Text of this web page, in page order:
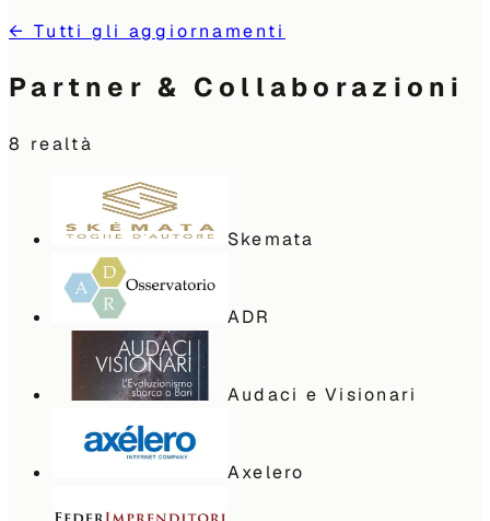
← Tutti gli aggiornamenti
Partner & Collaborazioni
8 realtà
Skemata
ADR
Audaci e Visionari
Axelero